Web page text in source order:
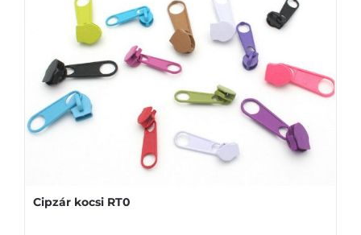
Cipzár kocsi RT0